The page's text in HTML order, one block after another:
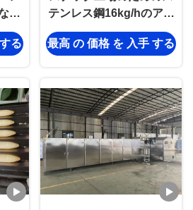
商
る
テンレス鋼16kg/hのアイ
ス クリーム コーンの生産
ライン
最高 の 価格 を 入手 する